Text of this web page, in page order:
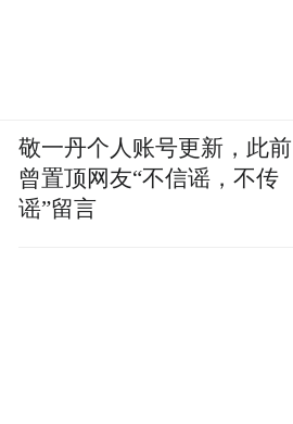
敬一丹个人账号更新，此前
曾置顶网友“不信谣，不传
谣”留言